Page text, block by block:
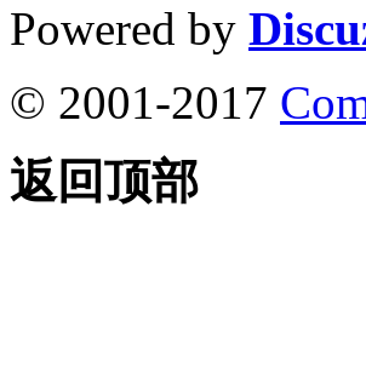
Powered by
© 2001-2017
返回顶部